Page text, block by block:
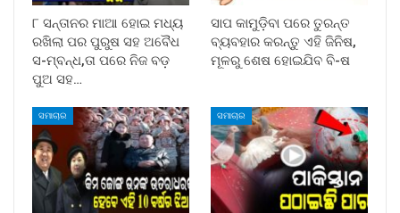
୮ ସନ୍ତାନର ମାଆ ହୋଇ ମଧ୍ୟ
ରଖିଲା ପର ପୁରୁଷ ସହ ଅବୈଧ
ସ-ମ୍ବନ୍ଧ,ତା ପରେ ନିଜ ବଡ଼
ପୁଅ ସହ…
ସାପ କାମୁଡ଼ିବା ପରେ ତୁରନ୍ତ
ବ୍ୟବହାର କରନ୍ତୁ ଏହି ଜିନିଷ,
ମୂଳରୁ ଶେଷ ହୋଇଯିବ ବି-ଷ
ସମାଚାର ସମାଚାର